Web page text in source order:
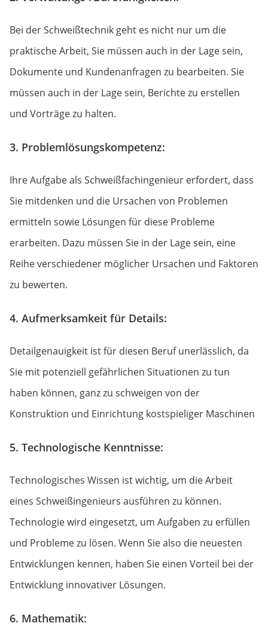
Bei der Schweißtechnik geht es nicht nur um die
praktische Arbeit, Sie müssen auch in der Lage sein,
Dokumente und Kundenanfragen zu bearbeiten. Sie
müssen auch in der Lage sein, Berichte zu erstellen
und Vorträge zu halten.
3. Problemlösungskompetenz:
Ihre Aufgabe als Schweißfachingenieur erfordert, dass
Sie mitdenken und die Ursachen von Problemen
ermitteln sowie Lösungen für diese Probleme
erarbeiten. Dazu müssen Sie in der Lage sein, eine
Reihe verschiedener möglicher Ursachen und Faktoren
zu bewerten.
4. Aufmerksamkeit für Details:
Detailgenauigkeit ist für diesen Beruf unerlässlich, da
Sie mit potenziell gefährlichen Situationen zu tun
haben können, ganz zu schweigen von der
Konstruktion und Einrichtung kostspieliger Maschinen
5. Technologische Kenntnisse:
Technologisches Wissen ist wichtig, um die Arbeit
eines Schweißingenieurs ausführen zu können.
Technologie wird eingesetzt, um Aufgaben zu erfüllen
und Probleme zu lösen. Wenn Sie also die neuesten
Entwicklungen kennen, haben Sie einen Vorteil bei der
Entwicklung innovativer Lösungen.
6. Mathematik: